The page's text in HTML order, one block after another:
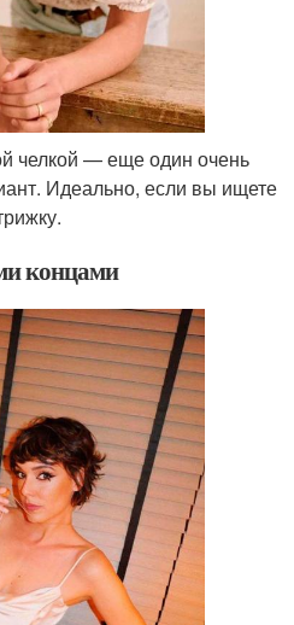
челкой — еще один очень
Идеально, если вы ищете
концами